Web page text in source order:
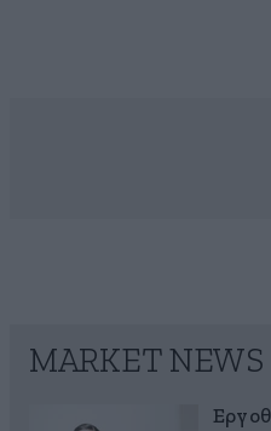
MARKET NEWS